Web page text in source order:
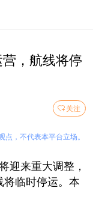
，航线将停
关注
，不代表本平台立场。
迎来重大调整，
将临时停运。本